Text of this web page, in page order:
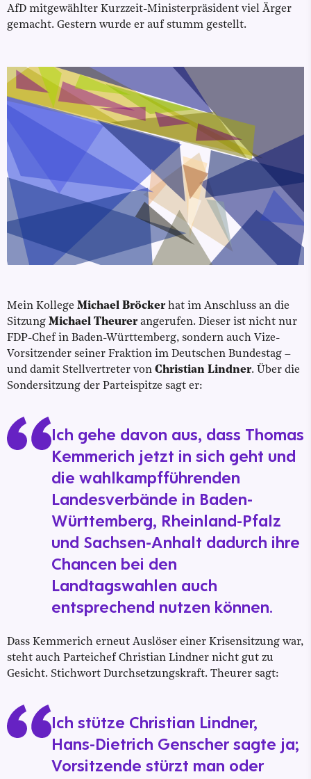
AfD mitgewählter Kurzzeit-Ministerpräsident viel Ärger
gemacht. Gestern wurde er auf stumm gestellt.
Mein Kollege Michael Bröckerhat im Anschluss an die
Sitzung Michael Theurerangerufen. Dieser ist nicht nur
FDP-Chef in Baden-Württemberg, sondern auch Vize-
Vorsitzender seiner Fraktion im Deutschen Bundestag –
und damit Stellvertreter von Christian Lindner. Über die
Sondersitzung der Parteispitze sagt er:
Ich gehe davon aus, dass Thomas
Kemmerich jetzt in sich geht und
die wahlkampfführenden
Landesverbände in Baden-
Württemberg, Rheinland-Pfalz
und Sachsen-Anhalt dadurch ihre
Chancen bei den
Landtagswahlen auch
entsprechend nutzen können.
Dass Kemmerich erneut Auslöser einer Krisensitzung war,
steht auch Parteichef Christian Lindner nicht gut zu
Gesicht. Stichwort Durchsetzungskraft. Theurer sagt:
Ich stütze Christian Lindner,
Hans-Dietrich Genscher sagte ja;
Vorsitzende stürzt man oder